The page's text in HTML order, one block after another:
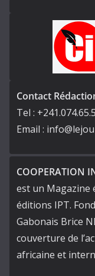
Contact
Tel :
Email :
COOPERATION
est un Magazine
éditions IPT.
Gabonais Brice
couverture de
africaine et